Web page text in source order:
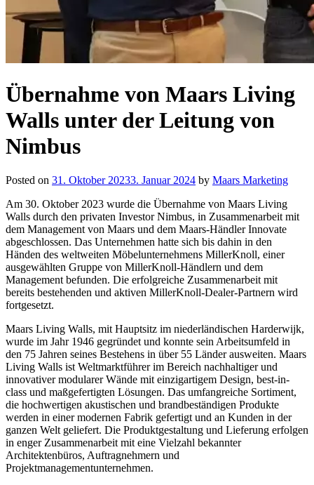
Übernahme von Maars Living
Walls unter der Leitung von
Nimbus
Posted on 31. Oktober 20233. Januar 2024 by Maars Marketing
Am 30. Oktober 2023 wurde die Übernahme von Maars Living
Walls durch den privaten Investor Nimbus, in Zusammenarbeit mit
dem Management von Maars und dem Maars-Händler Innovate
abgeschlossen. Das Unternehmen hatte sich bis dahin in den
Händen des weltweiten Möbelunternehmens MillerKnoll, einer
ausgewählten Gruppe von MillerKnoll-Händlern und dem
Management befunden. Die erfolgreiche Zusammenarbeit mit
bereits bestehenden und aktiven MillerKnoll-Dealer-Partnern wird
fortgesetzt.
Maars Living Walls, mit Hauptsitz im niederländischen Harderwijk,
wurde im Jahr 1946 gegründet und konnte sein Arbeitsumfeld in
den 75 Jahren seines Bestehens in über 55 Länder ausweiten. Maars
Living Walls ist Weltmarktführer im Bereich nachhaltiger und
innovativer modularer Wände mit einzigartigem Design, best-in-
class und maßgefertigten Lösungen. Das umfangreiche Sortiment,
die hochwertigen akustischen und brandbeständigen Produkte
werden in einer modernen Fabrik gefertigt und an Kunden in der
ganzen Welt geliefert. Die Produktgestaltung und Lieferung erfolgen
in enger Zusammenarbeit mit eine Vielzahl bekannter
Architektenbüros, Auftragnehmern und
Projektmanagementunternehmen.